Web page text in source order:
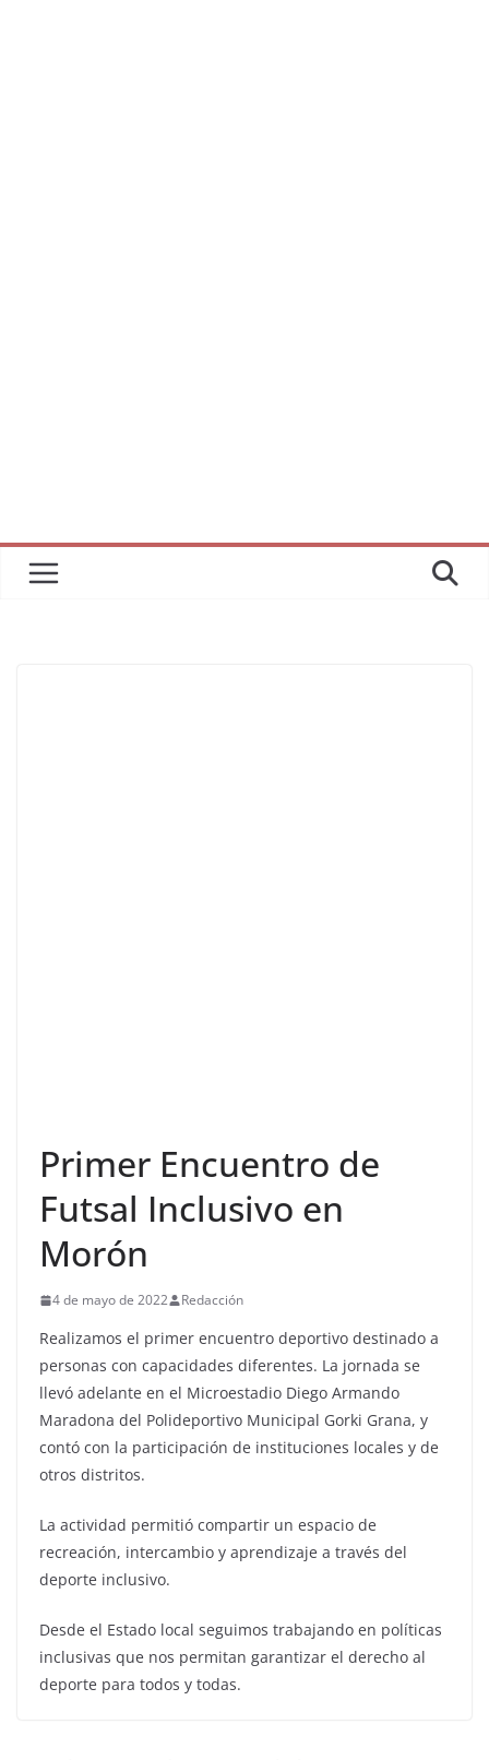
Primer Encuentro de
Futsal Inclusivo en
Morón
4 de mayo de 2022 Redacción
Realizamos el primer encuentro deportivo destinado a
personas con capacidades diferentes. La jornada se
llevó adelante en el Microestadio Diego Armando
Maradona del Polideportivo Municipal Gorki Grana, y
contó con la participación de instituciones locales y de
otros distritos.
La actividad permitió compartir un espacio de
recreación, intercambio y aprendizaje a través del
deporte inclusivo.
Desde el Estado local seguimos trabajando en políticas
inclusivas que nos permitan garantizar el derecho al
deporte para todos y todas.